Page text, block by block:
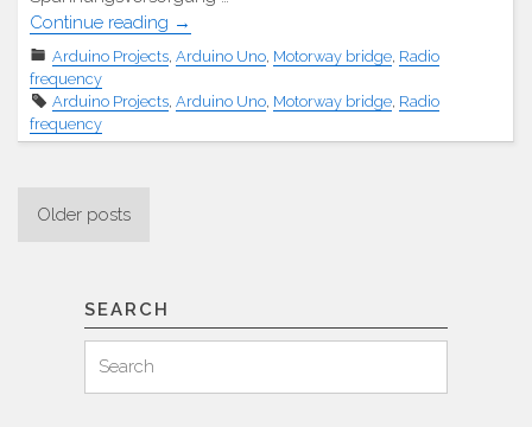
Continue reading "NRF
RC
Auto"
→
Arduino Projects, Arduino Uno, Motorway bridge, Radio
frequency
Arduino Projects, Arduino Uno, Motorway bridge, Radio
frequency
Posts
Older posts
SEARCH
for:
Search